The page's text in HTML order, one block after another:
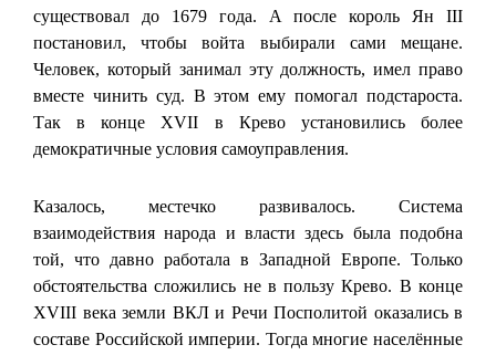
существовал до 1679 года. А после король Ян III
постановил, чтобы войта выбирали сами мещане.
Человек, который занимал эту должность, имел право
вместе чинить суд. В этом ему помогал подстароста.
Так в конце XVII в Крево установились более
демократичные условия самоуправления.
Казалось, местечко развивалось. Система
взаимодействия народа и власти здесь была подобна
той, что давно работала в Западной Европе. Только
обстоятельства сложились не в пользу Крево. В конце
XVIII века земли ВКЛ и Речи Посполитой оказались в
составе Российской империи. Тогда многие населённые